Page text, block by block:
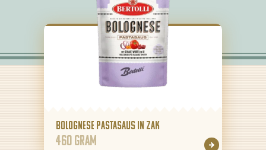
Bolognese pastasaus in zak
460 gram